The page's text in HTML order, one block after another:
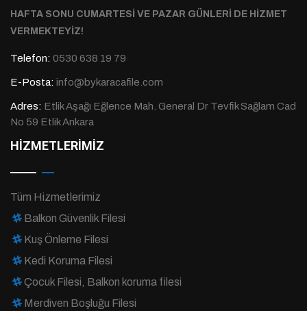
HAFTA SONU CUMARTESİ VE PAZAR GÜNLERİ DE HİZMET
VERMEKTEYİZ!
Telefon: 0530 638 19 79
E-Posta: info@bykaracafile.com
Adres: Etlik Aşağı Eğlence Mah. General Dr Tevfik Sağlam Cad
No 59 Etlik Ankara
HİZMETLERİMİZ
Tüm Hizmetlerimiz
Balkon Güvenlik Filesi
Kuş Önleme Filesi
Kedi Koruma Filesi
Çocuk Filesi, Balkon koruma filesi
Merdiven Boşluğu Filesi